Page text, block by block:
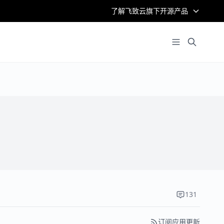
了解飞致云旗下开源产品
131
订阅应用更新